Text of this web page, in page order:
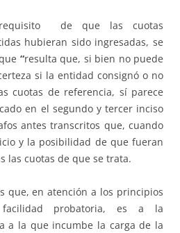
de que las cuotas
hubieran sido ingresadas, se
“resulta que, si bien no puede
si la entidad consignó o no
cuotas de referencia, sí parece
en el segundo y tercer inciso
antes transcritos que, cuando
y la posibilidad de que fueran
las cuotas de que se trata.
que, en atención a los principios
probatoria, es a la
a la que incumbe la carga de la